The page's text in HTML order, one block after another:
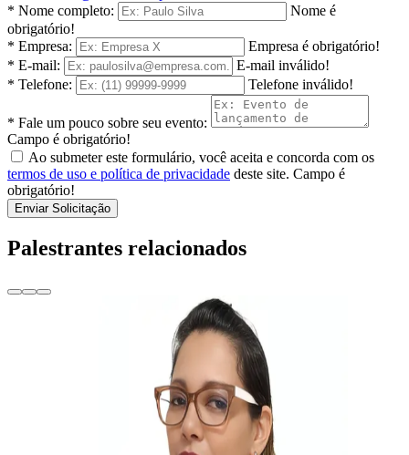
* Nome completo:
Nome é
obrigatório!
* Empresa:
Empresa é obrigatório!
* E-mail:
E-mail inválido!
* Telefone:
Telefone inválido!
* Fale um pouco sobre seu evento:
Campo é obrigatório!
Ao submeter este formulário, você aceita e concorda com os
termos de uso e política de privacidade deste site. Campo é
obrigatório!
Enviar Solicitação
Palestrantes relacionados